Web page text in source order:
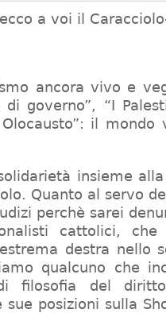
a voi il
ancora vivo e
governo”, “I
il mondo
insieme
Quanto al servo
perchè sarei
cattolici,
destra nello
qualcuno che
filosofia del
posizioni sulla